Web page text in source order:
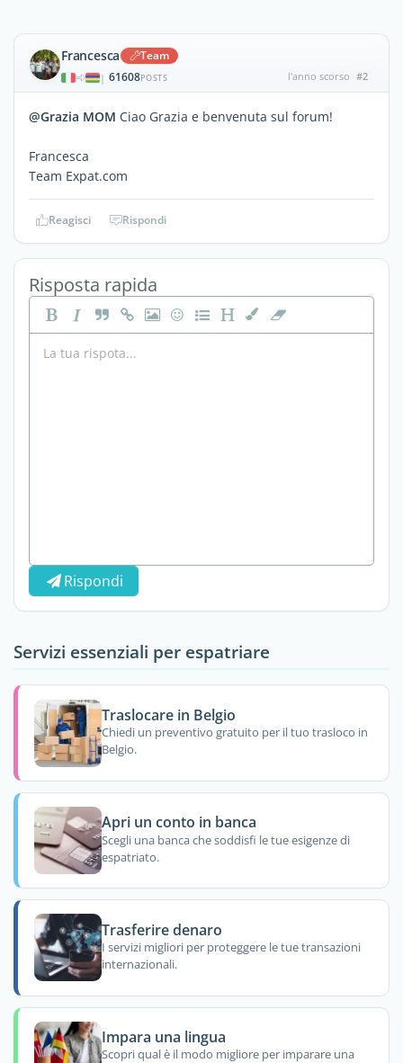
Francesca Team
| 61608POSTS l'anno scorso #2
@Grazia MOM Ciao Grazia e benvenuta sul forum!
Francesca
Team Expat.com
Reagisci Rispondi
Risposta rapida
Rispondi
Servizi essenziali per espatriare
Traslocare in Belgio
Chiedi un preventivo gratuito per il tuo trasloco in
Belgio.
Apri un conto in banca
Scegli una banca che soddisfi le tue esigenze di
espatriato.
Trasferire denaro
I servizi migliori per proteggere le tue transazioni
internazionali.
Impara una lingua
Scopri qual è il modo migliore per imparare una